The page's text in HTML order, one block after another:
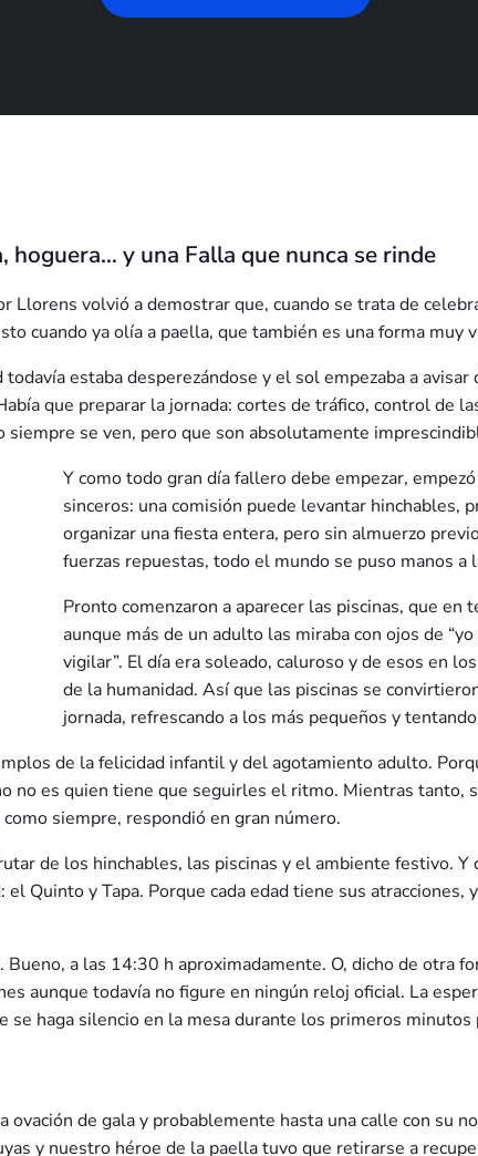
hoguera… y una Falla que nunca se rinde
Llorens volvió a demostrar que, cuando se trata de
cuando ya olía a paella, que también es una forma muy
estaba desperezándose y el sol empezaba a
que preparar la jornada: cortes de tráfico, control de
se ven, pero que son absolutamente
Y como todo gran día fallero debe empezar,
sinceros: una comisión puede levantar hinchables,
organizar una fiesta entera, pero sin almuerzo
fuerzas repuestas, todo el mundo se puso manos a
Pronto comenzaron a aparecer las piscinas, que en
aunque más de un adulto las miraba con ojos de
vigilar”. El día era soleado, caluroso y de esos en
de la humanidad. Así que las piscinas se
jornada, refrescando a los más pequeños y
de la felicidad infantil y del agotamiento adulto.
no es quien tiene que seguirles el ritmo. Mientras tanto,
siempre, respondió en gran número.
de los hinchables, las piscinas y el ambiente festivo.
Quinto y Tapa. Porque cada edad tiene sus
a las 14:30 h aproximadamente. O, dicho de otra
aunque todavía no figure en ningún reloj oficial. La
se haga silencio en la mesa durante los primeros
ovación de gala y probablemente hasta una calle con su
y nuestro héroe de la paella tuvo que retirarse a